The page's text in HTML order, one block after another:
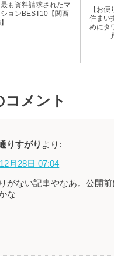
最も資料請求されたマ
ションBEST10【関西
【お
住まい
めにタ
コメント
りすがり より:
月28日 07:04
がない記事やなあ。公開
な